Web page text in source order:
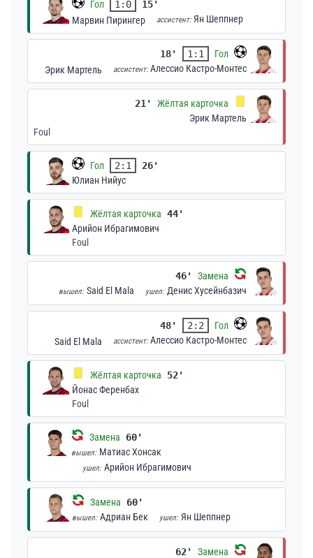
Гол 1:0
15'
Марвин Пирингер
ассистент: Ян Шеппнер
18' 1:1
Гол
Эрик Мартель
ассистент:Алессио Кастро-Монтес
21'
Жёлтая карточка
Эрик Мартель
Foul
Гол 2:1
26'
Юлиан Нийус
Жёлтая карточка 44'
Арийон Ибрагимович
Foul
46' Замена
вышел: Said El Mala ушел: Денис Хусейнбазич
48' 2:2
Гол
Said El Mala
ассистент:Алессио Кастро-Монтес
Жёлтая карточка
52'
Йонас Ференбах
Foul
Замена 60'
вышел: Матиас Хонсак
ушел: Арийон Ибрагимович
Замена 60'
вышел: Адриан Бек ушел: Ян Шеппнер
62' Замена